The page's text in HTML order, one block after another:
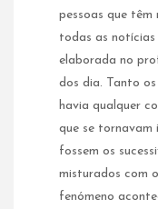
pessoas que têm
todas as notícias
elaborada no
dos dia. Tanto
havia qualquer
que se tornavam
fossem os
misturados com
fenómeno